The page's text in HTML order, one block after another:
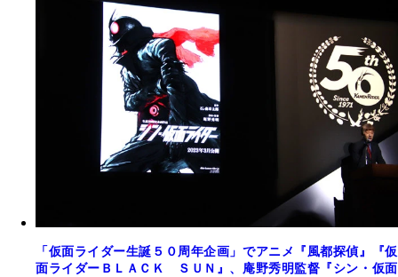
「仮面ライダー生誕５０周年企画」でアニメ『風都探偵』『仮
面ライダーＢＬＡＣＫ ＳＵＮ』、庵野秀明監督『シン・仮面